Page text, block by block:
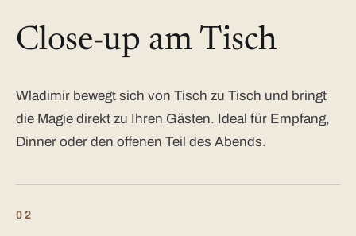
Close-up am Tisch
Wladimir bewegt sich von Tisch zu Tisch und bringt
die Magie direkt zu Ihren Gästen. Ideal für Empfang,
Dinner oder den offenen Teil des Abends.
02